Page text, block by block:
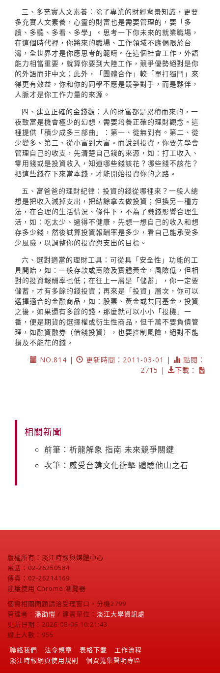
三、多充實人文素養：除了專業的財經背景知識，更要
多充實人文素養，心靈的財富也是需要管理的，要「多
讀、多聽、多看、多學」。思考一下你未來的就業職場，
在這個時代裡，你將來的職場、工作領域不應侷限於台
灣，全世界才是你應思考的範疇。在這個社會工作，外語
能力相當重要，就算你要到大陸工作，競爭優勢絕對是你
的外語而非中文；此外，「團體合作」較「單打獨鬥」來
得更有效益，你和你的同學不應是競爭對手，而是夥伴，
人脈才是你工作力量的來源。
四、建立正確的金錢觀：人的財富都是累積而來的，一
夜致富是機會極少的幻想，需要培養正確的理財觀念。這
裡提供「積少成多三部曲」：第一、從無到有。第二、從
少變多。第三、從小富到大富。而說到投資，你要先學會
管理自己的收支，先清楚自己錢的來源，如：打工收入、
零用錢或是投資收入，知道哪些錢該花？哪些錢不該花？
把這些錢存下來當本錢，才能開始投資你的之路。
五、富爸爸的理財紀律：投資的錢從哪裡來？一般人總
想是把收入減掉支出，把結餘拿去做投資；但換另一種方
法，在合理的生活情況、條件下，不為了賺錢影響合理生
活，如：吃太少、過得不健康，先想一想自己的收入和想
存多少錢，然後試算投資報酬率是多少，看自己能承受多
少風險，以調整你的投資與支出的目標。
六、選對適當的理財工具：可從具「安全性」功能的工
具開始，如：一般存款或壽險及實體黃金，風險低，但相
對的投資報酬率也低；在往上一層是「儲蓄」，你一定要
儲蓄，才有多餘的錢投資；再來是「投資」層次，你可以
選擇適合的金融商品，如：股票、黃金或共同基金，投資
之後，如果還有多餘的錢，那麼就可以小小「投機」一
番，便是期貨的選擇權或衍生性商品，但千萬不要負債管
理，如融資融券（借錢投資），也要控制風險，絕對不能
損及不能花的錢。
NO.814 |
更新時間：2011-03-01 |
點閱：
2715 |
下載：
相關新聞
前筆：析龍解象 指南 未來競爭關鍵
次筆：感受台韓文化衝擊 體驗他山之石
版權所有：淡江時報與媒體中心
電話：02-26250584
傳真：02-26214169
建議使用 Chrome 瀏覽器
個資相關問題請洽受理窗口，分機2799
管理者： 潘劭愷 / 建置單位： 淡江大學資訊處
更新日期：2026-08-06 10:21:43
線上人數：955
聯絡我們
法令規章 表格下載
工作流程
淡江時報網頁使用規則
個資蒐集聲明專區